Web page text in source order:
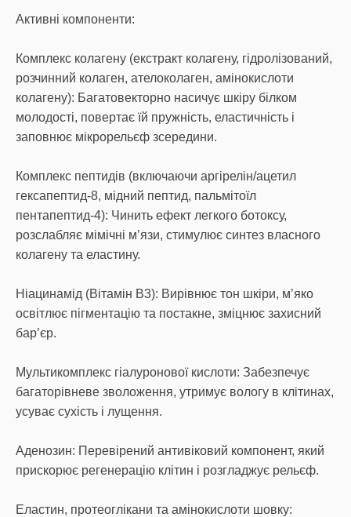
Активні компоненти:
Комплекс колагену (екстракт колагену, гідролізований,
розчинний колаген, ателоколаген, амінокислоти
колагену): Багатовекторно насичує шкіру білком
молодості, повертає їй пружність, еластичність і
заповнює мікрорельєф зсередини.
Комплекс пептидів (включаючи аргірелін/ацетил
гексапептид-8, мідний пептид, пальмітоїл
пентапептид-4): Чинить ефект легкого ботоксу,
розслабляє мімічні м’язи, стимулює синтез власного
колагену та еластину.
Ніацинамід (Вітамін B3): Вирівнює тон шкіри, м’яко
освітлює пігментацію та постакне, зміцнює захисний
бар’єр.
Мультикомплекс гіалуронової кислоти: Забезпечує
багаторівневе зволоження, утримує вологу в клітинах,
усуває сухість і лущення.
Аденозин: Перевірений антивіковий компонент, який
прискорює регенерацію клітин і розгладжує рельєф.
Еластин, протеоглікани та амінокислоти шовку: